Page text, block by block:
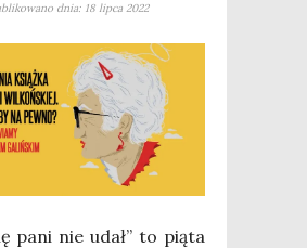
dnia: 18 lipca 2022
pani nie udał” to pią­ta